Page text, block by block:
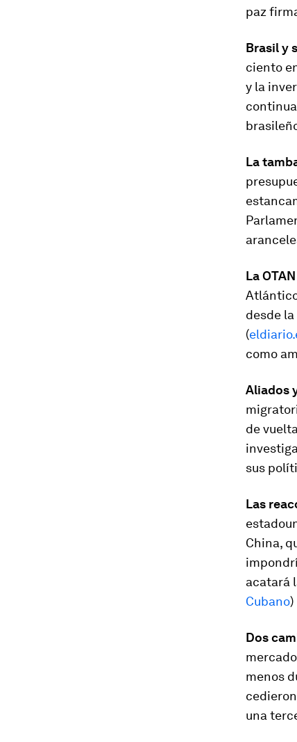
paz
Brasil y
ciento
y la
La
La
desde
(
como
Aliados
de
sus
Las
China,
acatará
Cubano)
Dos
menos
una